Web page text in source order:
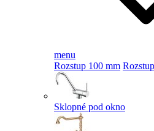
menu
Rozstup 100 mm
Sklopné pod okno